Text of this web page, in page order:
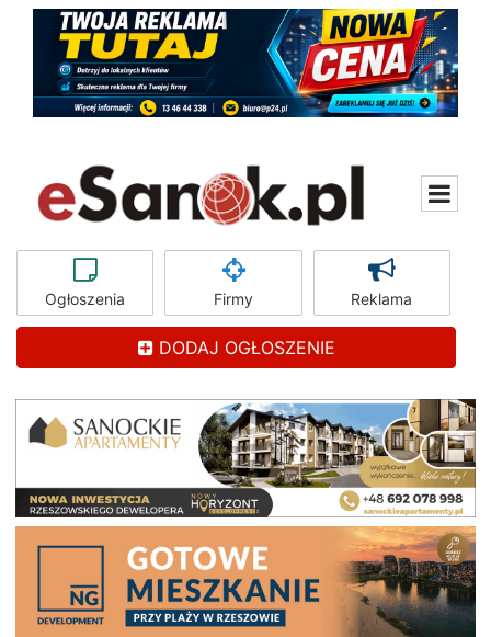
Ogłoszenia Firmy Reklama
DODAJ OGŁOSZENIE